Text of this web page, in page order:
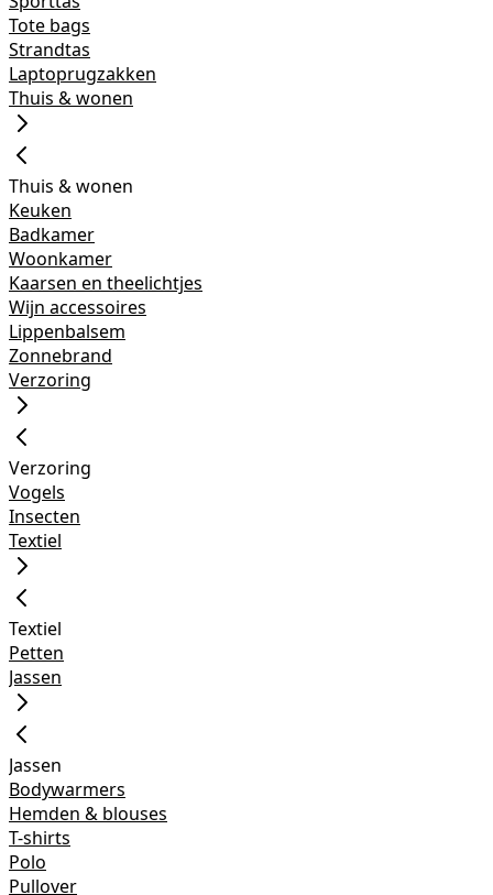
Tote bags
Strandtas
Laptoprugzakken
Thuis & wonen
Thuis & wonen
Keuken
Badkamer
Woonkamer
Kaarsen en theelichtjes
Wijn accessoires
Lippenbalsem
Zonnebrand
Verzoring
Verzoring
Vogels
Insecten
Textiel
Textiel
Petten
Jassen
Jassen
Bodywarmers
Hemden & blouses
T-shirts
Polo
Pullover